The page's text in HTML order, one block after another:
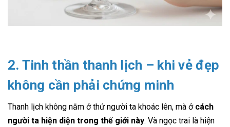
2. Tinh thần thanh lịch – khi vẻ đẹp
không cần phải chứng minh
Thanh lịch không nằm ở thứ người ta khoác lên, mà ở cách
người ta hiện diện trong thế giới này. Và ngọc trai là hiện